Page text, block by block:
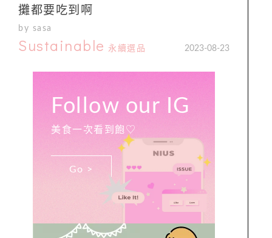
攤都要吃到啊
by sasa
Sustainable 永續選品 2023-08-23
Follow our IG
美食一次看到飽♡
Go >